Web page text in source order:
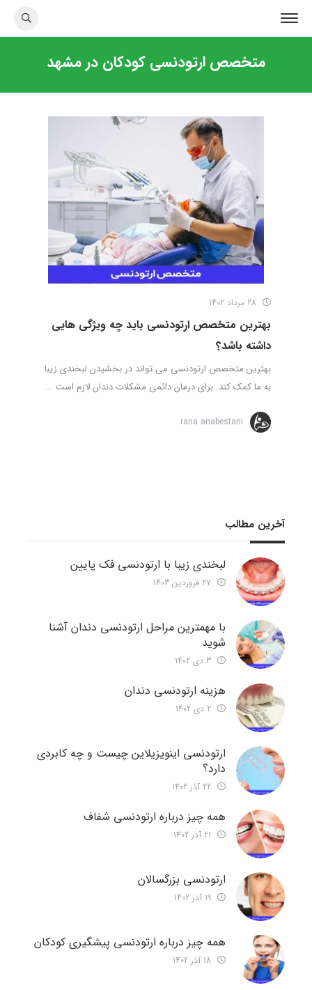
متخصص ارتودنسی کودکان در مشهد
بهترین متخصص ارتودنسی باید چه ویژگی هایی
داشته باشد؟
بهترین متخصص ارتودنسی می تواند در بخشیدن لبخندی زیبا
به ما کمک کند. برای درمان دائمی مشکلات دندان لازم است ...
rana anabestani
آخرین مطالب
لبخندی زیبا با ارتودنسی فک پایین
با مهمترین مراحل ارتودنسی دندان آشنا
شوید
هزینه ارتودنسی دندان
ارتودنسی اینویزیلاین چیست و چه کابردی
دارد؟
همه چیز درباره ارتودنسی شفاف
ارتودنسی بزرگسالان
همه چیز درباره ارتودنسی پیشگیری کودکان